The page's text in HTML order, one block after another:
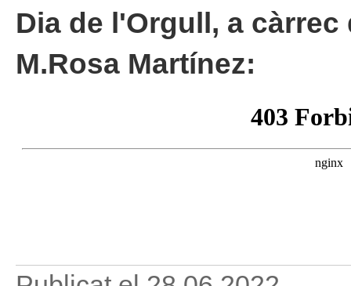
Dia de l'Orgull, a càrrec
M.Rosa Martínez: